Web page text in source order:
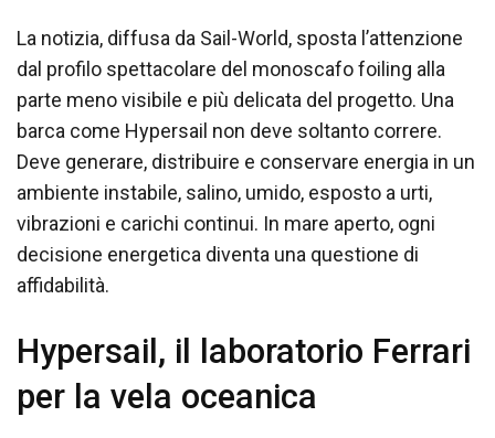
La notizia, diffusa da Sail-World, sposta l’attenzione
dal profilo spettacolare del monoscafo foiling alla
parte meno visibile e più delicata del progetto. Una
barca come Hypersail non deve soltanto correre.
Deve generare, distribuire e conservare energia in un
ambiente instabile, salino, umido, esposto a urti,
vibrazioni e carichi continui. In mare aperto, ogni
decisione energetica diventa una questione di
affidabilità.
Hypersail, il laboratorio Ferrari
per la vela oceanica